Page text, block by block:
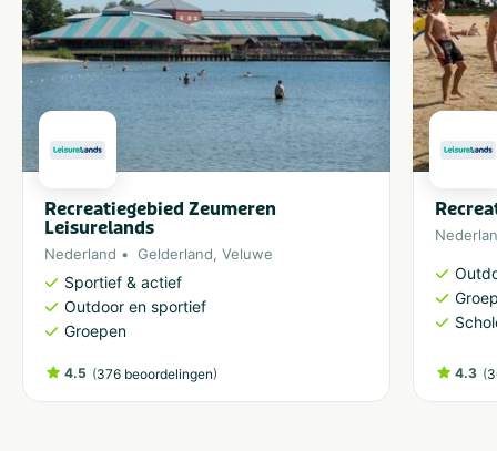
Recreatiegebied Zeumeren
Leisurelands
Nederland Gelderland, Veluwe
Sportief & actief
Outdoor en sportief
Groepen
4.5 (376 beoordelingen) 4.3 (